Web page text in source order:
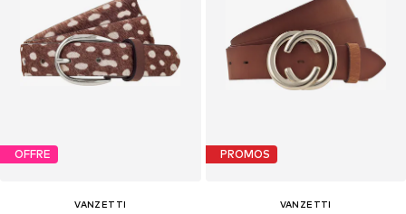
OFFRE
VANZETTI
PROMOS
VANZETTI